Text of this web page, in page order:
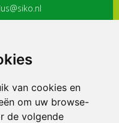
van cookies en
om uw browse-
de volgende